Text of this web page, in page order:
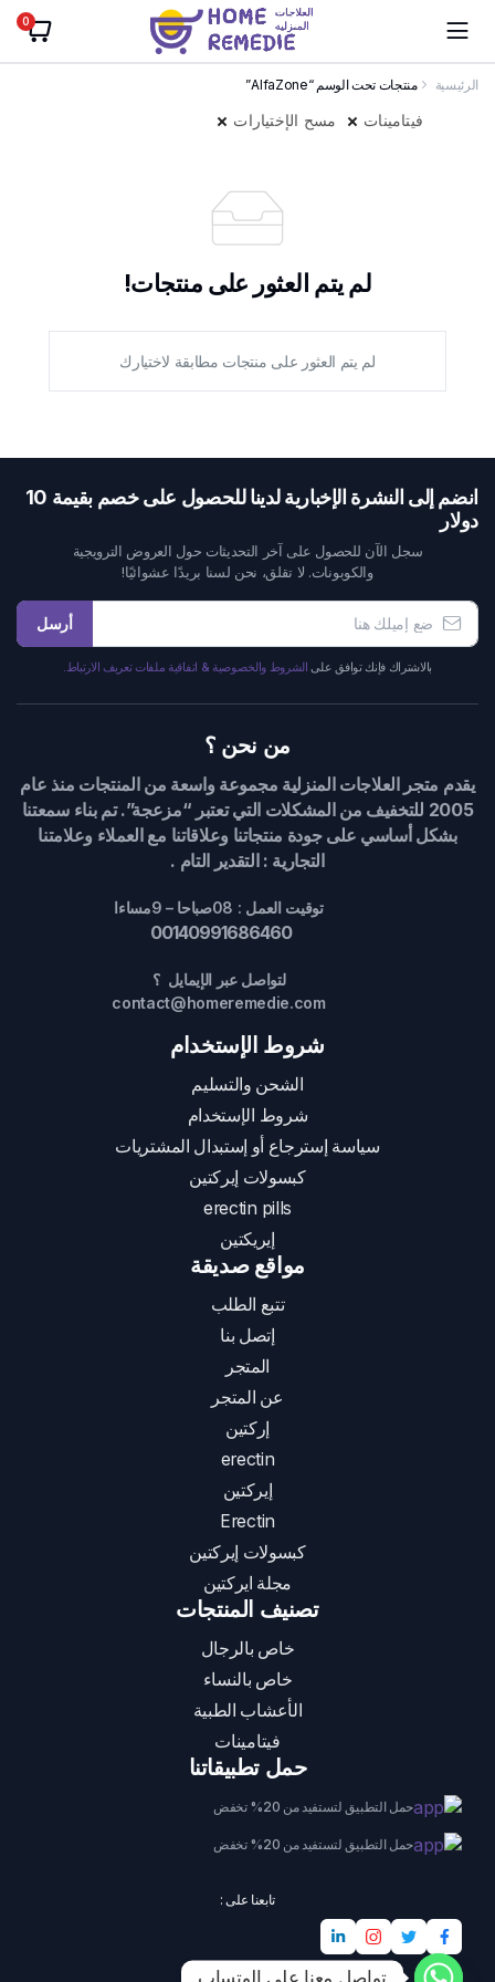
0
الرئيسية منتجات تحت الوسم “AlfaZone”
مسح الإختيارات فيتامينات
لم يتم العثور على منتجات!
لم يتم العثور على منتجات مطابقة لاختيارك
انضم إلى النشرة الإخبارية لدينا للحصول على خصم بقيمة 10
دولار
سجل الآن للحصول على آخر التحديثات حول العروض الترويجية
والكوبونات. لا تقلق، نحن لسنا بريدًا عشوائيًا!
أرسل
بالاشتراك فإنك توافق على الشروط والخصوصية & اتفاقية ملفات تعريف الارتباط.
من نحن ؟
يقدم متجر العلاجات المنزلية مجموعة واسعة من المنتجات منذ عام
2005 للتخفيف من المشكلات التي تعتبر “مزعجة”. تم بناء سمعتنا
بشكل أساسي على جودة منتجاتنا وعلاقاتنا مع العملاء وعلامتنا
التجارية : التقدير التام .
توقيت العمل : 08صباحا – 9مساءا
00140991686460
لتواصل عبر الإيمايل ؟
contact@homeremedie.com
شروط الإستخدام
الشحن والتسليم
شروط الإستخدام
سياسة إسترجاع أو إستبدال المشتريات
كبسولات إيركتين
erectin pills
إيريكتين
مواقع صديقة
تتبع الطلب
إتصل بنا
المتجر
عن المتجر
إركتين
erectin
إيركتين
Erectin
كبسولات إيركتين
مجلة ايركتين
تصنيف المنتجات
خاص بالرجال
خاص بالنساء
الأعشاب الطبية
فيتامينات
حمل تطبيقاتنا
حمل التطبيق لتستفيد من 20% تخفض
حمل التطبيق لتستفيد من 20% تخفض
تابعنا على :
تواصل معنا على الوتساب